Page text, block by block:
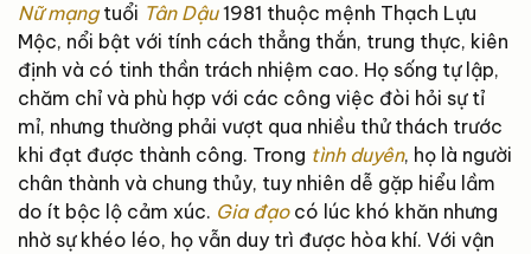
Nữ mạngtuổi Tân Dậu1981 thuộc mệnh Thạch Lựu
Mộc, nổi bật với tính cách thẳng thắn, trung thực, kiên
định và có tinh thần trách nhiệm cao. Họ sống tự lập,
chăm chỉ và phù hợp với các công việc đòi hỏi sự tỉ
mỉ, nhưng thường phải vượt qua nhiều thử thách trước
khi đạt được thành công. Trong tình duyên, họ là người
chân thành và chung thủy, tuy nhiên dễ gặp hiểu lầm
do ít bộc lộ cảm xúc. Gia đạocó lúc khó khăn nhưng
nhờ sự khéo léo, họ vẫn duy trì được hòa khí. Với vận